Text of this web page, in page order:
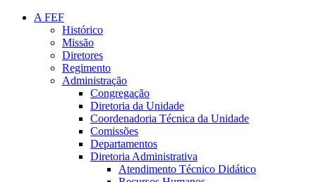
A FEF
Histórico
Missão
Diretores
Regimento
Administração
Congregação
Diretoria da Unidade
Coordenadoria Técnica da Unidade
Comissões
Departamentos
Diretoria Administrativa
Atendimento Técnico Didático